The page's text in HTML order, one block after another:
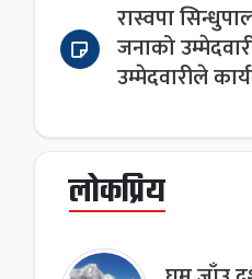
रास्वपा
जनाको
उम्मेदवारीले
लोकप्रिय